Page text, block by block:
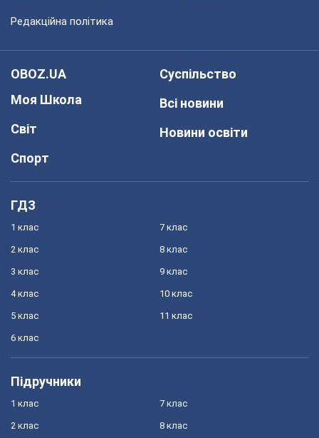
Редакційна політика
OBOZ.UA
Моя Школа
Світ
Спорт
Суспільство
Всі новини
Новини освіти
ГДЗ
1 клас
2 клас
3 клас
4 клас
5 клас
6 клас
7 клас
8 клас
9 клас
10 клас
11 клас
Підручники
1 клас
2 клас
7 клас
8 клас